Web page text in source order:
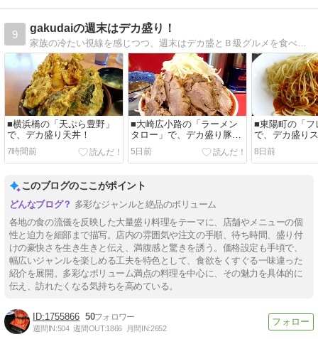
9
gakudaiの週末はデカ盛り！
家族の冷たい視線を感じつつ、週末はデカ盛とＢ級グルメを食べ歩いています！
■横浜橋の「天ぷら豊野」
で、デカ盛り天丼！
7時間前
■大崎広小路の「ラーメン
タロー」で、デカ盛り豚つ
け麺！
5日前
■東陽町の「フ
で、デカ盛り
ィ！
8日前
このブログのここがポイント
多彩なジャンルと絶品のボリューム
各地の食の流儀を反映した大量盛り料理をテーマに、店舗やメニューの個
性と迫力を細部まで描写。店内の雰囲気や注文の手順、待ち時間、盛り付
けの豪快さを生き生きと伝え、満腹感と驚きを誘う。価格設定も手頃で、
幅広いジャンルを楽しめる工夫を特色として、食欲をくすぐる一味違った
紹介を展開。多彩なボリューム満点の料理を中心に、その魅力を具体的に
伝え、訪れたくなる気持ちを高めている。
1755866 50
週間IN:504 週間OUT:1866 月間IN:2652